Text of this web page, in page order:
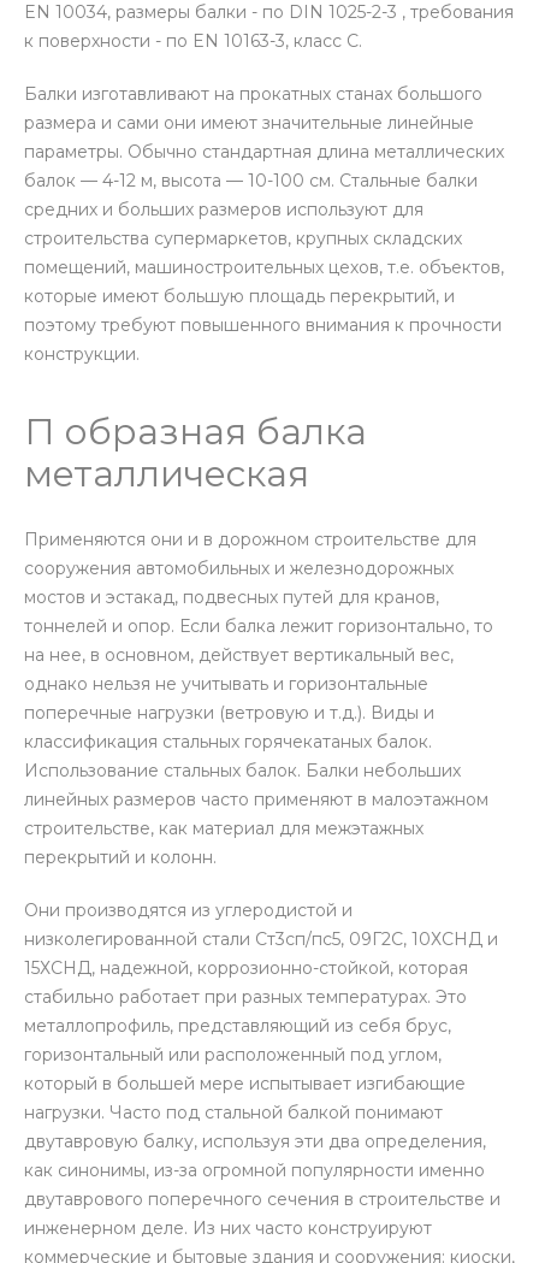
EN 10034, размеры балки - по DIN 1025-2-3 , требования
к поверхности - по EN 10163-3, класс С.
Балки изготавливают на прокатных станах большого
размера и сами они имеют значительные линейные
параметры. Обычно стандартная длина металлических
балок — 4-12 м, высота — 10-100 см. Стальные балки
средних и больших размеров используют для
строительства супермаркетов, крупных складских
помещений, машиностроительных цехов, т.е. объектов,
которые имеют большую площадь перекрытий, и
поэтому требуют повышенного внимания к прочности
конструкции.
П образная балка
металлическая
Применяются они и в дорожном строительстве для
сооружения автомобильных и железнодорожных
мостов и эстакад, подвесных путей для кранов,
тоннелей и опор. Если балка лежит горизонтально, то
на нее, в основном, действует вертикальный вес,
однако нельзя не учитывать и горизонтальные
поперечные нагрузки (ветровую и т.д.). Виды и
классификация стальных горячекатаных балок.
Использование стальных балок. Балки небольших
линейных размеров часто применяют в малоэтажном
строительстве, как материал для межэтажных
перекрытий и колонн.
Они производятся из углеродистой и
низколегированной стали Ст3сп/пс5, 09Г2С, 10ХСНД и
15ХСНД, надежной, коррозионно-стойкой, которая
стабильно работает при разных температурах. Это
металлопрофиль, представляющий из себя брус,
горизонтальный или расположенный под углом,
который в большей мере испытывает изгибающие
нагрузки. Часто под стальной балкой понимают
двутавровую балку, используя эти два определения,
как синонимы, из-за огромной популярности именно
двутаврового поперечного сечения в строительстве и
инженерном деле. Из них часто конструируют
коммерческие и бытовые здания и сооружения: киоски,